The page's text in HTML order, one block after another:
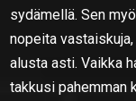
sydämellä. Sen
nopeita
alusta asti. Vaikka
takkusi pahemman